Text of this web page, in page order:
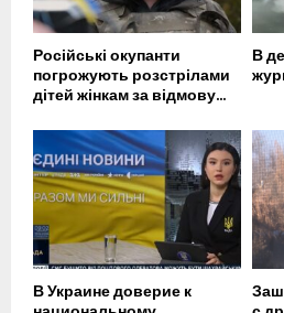
Російські окупанти
погрожують розстрілами
дітей жінкам за відмову...
В
В Украине доверие к